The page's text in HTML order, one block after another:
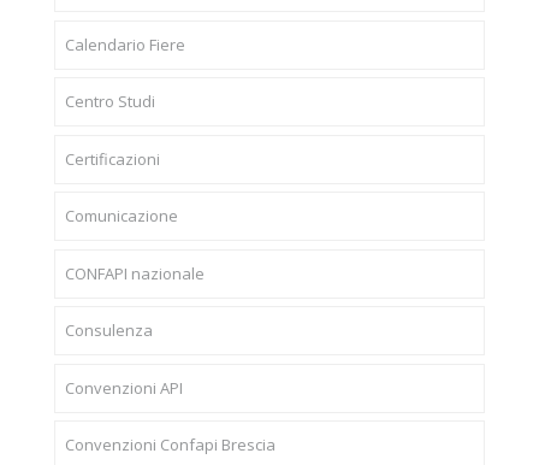
Calendario Fiere
Centro Studi
Certificazioni
Comunicazione
CONFAPI nazionale
Consulenza
Convenzioni API
Convenzioni Confapi Brescia